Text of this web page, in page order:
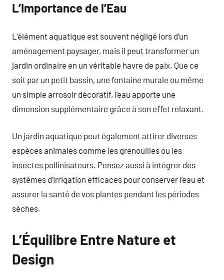
L’Importance de l’Eau
L’élément aquatique est souvent négligé lors d’un
aménagement paysager, mais il peut transformer un
jardin ordinaire en un véritable havre de paix. Que ce
soit par un petit bassin, une fontaine murale ou même
un simple arrosoir décoratif, l’eau apporte une
dimension supplémentaire grâce à son effet relaxant.
Un jardin aquatique peut également attirer diverses
espèces animales comme les grenouilles ou les
insectes pollinisateurs. Pensez aussi à intégrer des
systèmes d’irrigation efficaces pour conserver l’eau et
assurer la santé de vos plantes pendant les périodes
sèches.
L’Équilibre Entre Nature et
Design